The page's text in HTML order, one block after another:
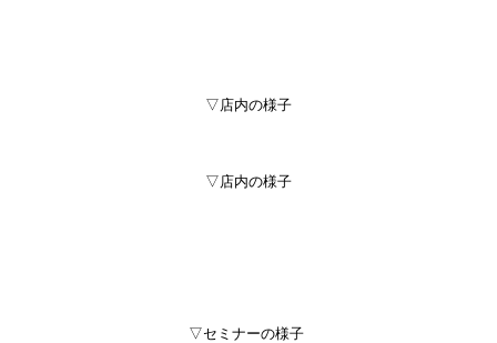
▽店内の様子
▽店内の様子
▽セミナーの様子